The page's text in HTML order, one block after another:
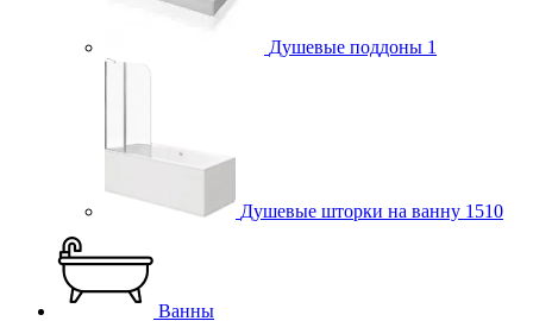
Душевые поддоны 1
Душевые шторки на ванну 1510
Ванны